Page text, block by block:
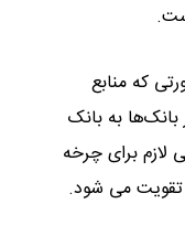
که منابع
به بانک
برای چرخه
تقویت می شود.